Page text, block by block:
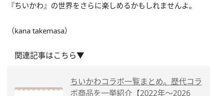
『ちいかわ』の世界をさらに楽しめるかもしれませんよ。
（kana takemasa）
関連記事はこちら▼
ちいかわコラボ一覧まとめ。歴代コラ
ボ商品を一挙紹介【2022年～2026